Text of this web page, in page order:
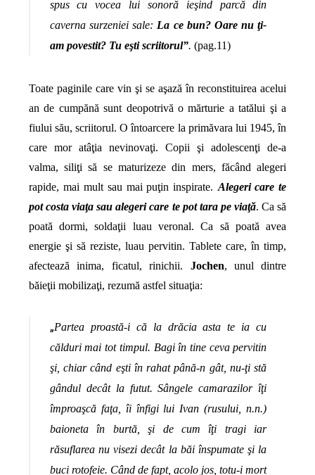
spus cu vocea lui sonoră ieşind parcă din
caverna surzeniei sale: La ce bun? Oare nu ţi-
am povestit? Tu eşti scriitorul”. (pag.11)
Toate paginile care vin şi se aşază în reconstituirea acelui
an de cumpănă sunt deopotrivă o mărturie a tatălui şi a
fiului său, scriitorul. O întoarcere la primăvara lui 1945, în
care mor atâţia nevinovaţi. Copii şi adolescenţi de-a
valma, siliţi să se maturizeze din mers, făcând alegeri
rapide, mai mult sau mai puţin inspirate. Alegeri care te
pot costa viaţa sau alegeri care te pot tara pe viaţă. Ca să
poată dormi, soldaţii luau veronal. Ca să poată avea
energie şi să reziste, luau pervitin. Tablete care, în timp,
afectează inima, ficatul, rinichii. Jochen, unul dintre
băieţii mobilizaţi, rezumă astfel situaţia:
„Partea proastă-i că la drăcia asta te ia cu
călduri mai tot timpul. Bagi în tine ceva pervitin
şi, chiar când eşti în rahat până-n gât, nu-ţi stă
gândul decât la futut. Sângele camarazilor îţi
împroaşcă faţa, îi înfigi lui Ivan (rusului, n.n.)
baioneta în burtă, şi de cum îţi tragi iar
răsuflarea nu visezi decât la băi înspumate şi la
buci rotofeie. Când de fapt, acolo jos, totu-i mort